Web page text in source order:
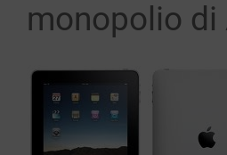
monopolio di